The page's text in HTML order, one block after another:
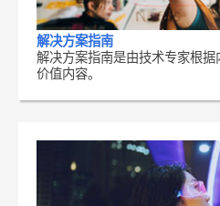
解决方案指南
解决方案指南是由技术专家根
价值内容。